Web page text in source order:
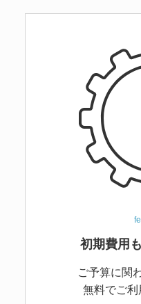
初期費用
ご予算に関
無料でご利